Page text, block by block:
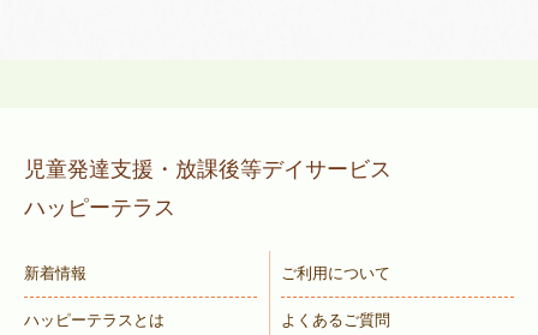
児童発達支援・放課後等デイサービス
ハッピーテラス
新着情報
ハッピーテラスとは
ご利用について
よくあるご質問